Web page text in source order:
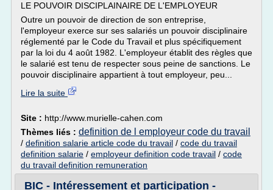
LE POUVOIR DISCIPLAINAIRE DE L'EMPLOYEUR
Outre un pouvoir de direction de son entreprise,
l'employeur exerce sur ses salariés un pouvoir disciplinaire
réglementé par le Code du Travail et plus spécifiquement
par la loi du 4 août 1982. L'employeur établit des règles que
le salarié est tenu de respecter sous peine de sanctions. Le
pouvoir disciplinaire appartient à tout employeur, peu...
Lire la suite
Site : http://www.murielle-cahen.com
Thèmes liés : definition de l employeur code du travail
/ definition salarie article code du travail / code du travail
definition salarie / employeur definition code travail / code
du travail definition remuneration
BIC - Intéressement et participation -